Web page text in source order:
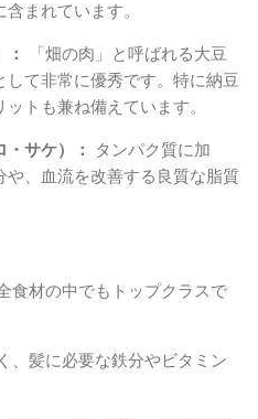
まれています。
「畑の肉」と呼ばれる大豆
して非常に優秀です。特に納豆
トも兼ね備えています。
サケ）：
タンパク質に加
や、血流を改善する良質な脂質
食材の中でもトップクラスで
、髪に必要な鉄分やビタミン